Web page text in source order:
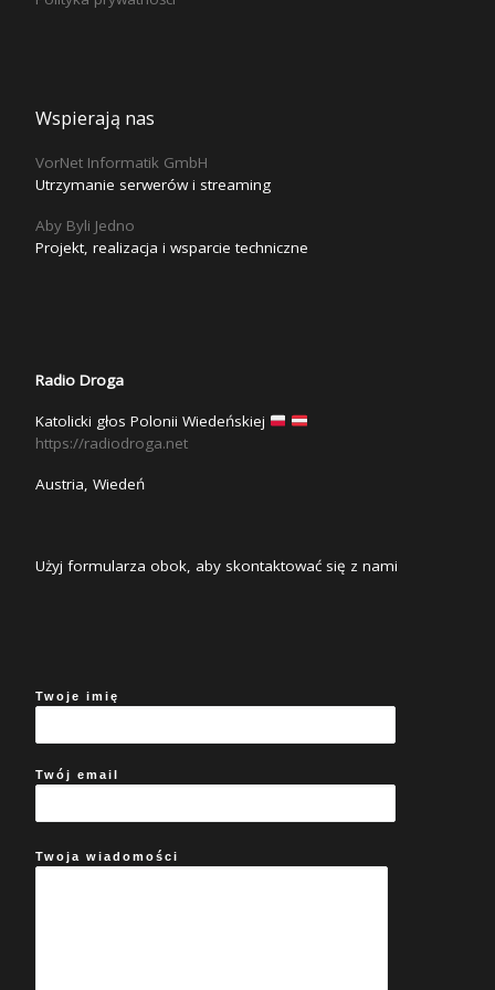
Wspierają nas
VorNet Informatik GmbH
Utrzymanie serwerów i streaming
Aby Byli Jedno
Projekt, realizacja i wsparcie techniczne
Radio Droga
Katolicki głos Polonii Wiedeńskiej
https://radiodroga.net
Austria, Wiedeń
Użyj formularza obok, aby skontaktować się z nami
Twoje imię
Twój email
Twoja wiadomości